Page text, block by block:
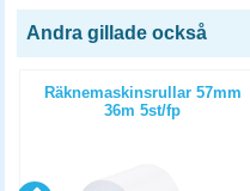
Andra gillade också
Räknemaskinsrullar 57mm
36m 5st/fp